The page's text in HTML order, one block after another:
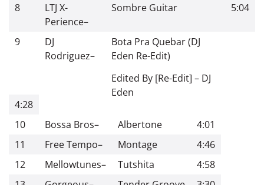
8
LTJ X-
Perience–
Sombre Guitar 5:04
9
DJ
Rodriguez–
Bota Pra Quebar (DJ
Eden Re-Edit)
Edited By [Re-Edit] – DJ
Eden
4:28
10
Bossa Bros– Albertone
4:01
11
Free Tempo– Montage
4:46
12
Mellowtunes– Tutshita
4:58